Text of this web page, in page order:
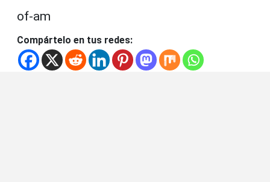
of-am
Compártelo en tus redes: